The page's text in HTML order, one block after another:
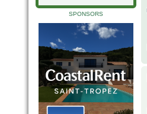
SPONSORS